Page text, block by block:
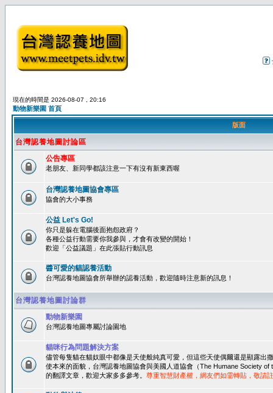
現在的時間是 2026-08-07 , 20:16
動物新樂園 首頁
版面
台灣認養地圖討論區
公告專區
老朋友、新同學都該注意一下有沒有新東西喔
台灣認養地圖協會專區
協會的大小事務
公益 Let's Go!
你只是躲在電腦後面抱怨政府？
各種公益行動需要你我參與，才會有改變的開始！
歡迎「公益議題」在此張貼行動訊息
醬可愛的貓認養活動
台灣認養地圖協會所舉辦的認養活動，歡迎隨時注意新的訊息！
台灣認養地圖討論群
動物新樂園
台灣認養地圖專屬討論園地
貓咪行為問題解決方案
儘管每隻貓在貓奴眼中都像是天使般純真可愛，但這些天使偶爾還是顯露出
使本來的面貌，台灣認養地圖協會與美國人道協會（The Humane Society
的翻譯文章，歡迎大家多多參考。 尊重智慧財產權，網友們如需轉貼，敬請